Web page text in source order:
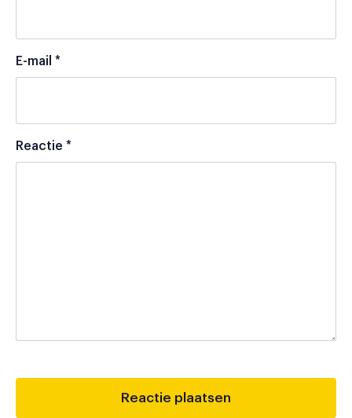
E-mail *
Reactie *